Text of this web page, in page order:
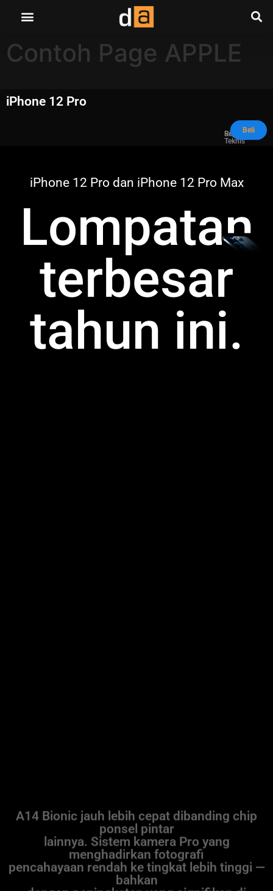
Contoh Page APPLE
iPhone 12 Pro
Ringkasan
Sepesifikasi
Teknis
Beli
iPhone 12 Pro dan iPhone 12 Pro Max
Lompatan
terbesar
tahun ini.
A14 Bionic jauh lebih cepat dibanding chip
ponsel pintar
lainnya. Sistem kamera Pro yang
menghadirkan fotografi
pencahayaan rendah ke tingkat lebih tinggi —
bahkan